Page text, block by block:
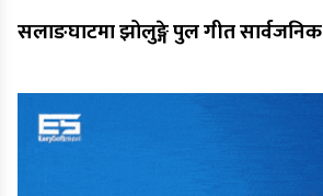
सलाङघाटमा झोलुङ्गे पुल गीत सार्वजनिक